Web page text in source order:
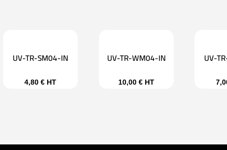
UV-TR-SM04-IN
4,80€ HT
UV-TR-WM04-IN
10,00 € HT
UV-